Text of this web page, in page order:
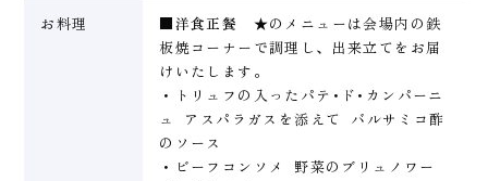
お料理 ■洋食正餐
★のメニューは会場内の鉄
板焼コーナーで調理し、出来立てをお届
けいたします。
・トリュフの入ったパテ･ド･カンパーニ
ュ アスパラガスを添えて バルサミコ酢
のソース
・ビーフコンソメ 野菜のブリュノワー